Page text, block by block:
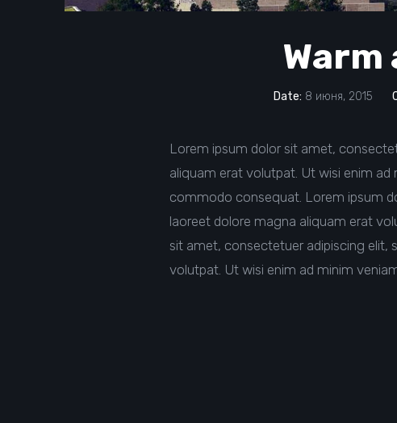
Date: 8 июня, 2015
Lorem ipsum dolor sit amet,
aliquam erat volutpat. Ut wisi enim
commodo consequat. Lorem ipsum
laoreet dolore magna aliquam erat
sit amet, consectetuer adipiscing elit,
volutpat. Ut wisi enim ad minim